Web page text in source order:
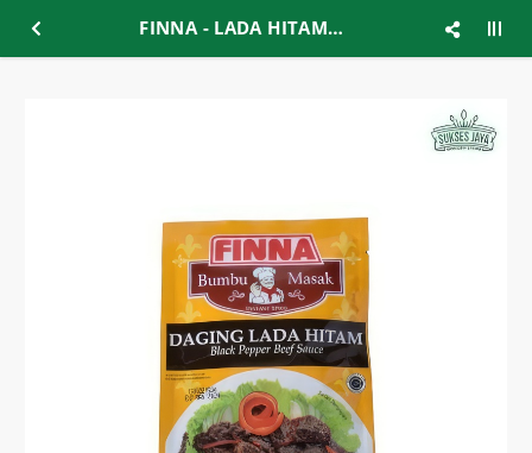
FINNA - LADA HITAM 50GR